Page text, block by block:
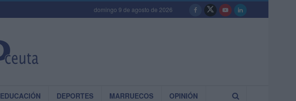
domingo 9 de agosto de 2026
EDUCACIÓN DEPORTES MARRUECOS OPINIÓN